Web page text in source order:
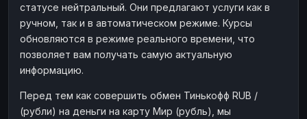
Наличные
Наличные USD
Наличные KZT
Наличные
Наличные
Наличные
статусе нейтральный. Они предлагают услуги как в
ручном, так и в автоматическом режиме. Курсы
обновляются в режиме реального времени, что
позволяет вам получать самую актуальную
информацию.
Перед тем как совершить обмен Тинькофф RUB /
(рубли) на деньги на карту Мир (рубль), мы